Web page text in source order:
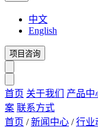
中文
English
项目咨询
首页 关于我们 产品中
案 联系方式
首页 / 新闻中心 / 行业